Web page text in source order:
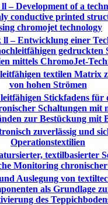
– Development of a
conductive printed
chromojet technology
– Entwicklung einer
mittels ChromoJet-
textilen Matrix
von hohen Strömen
Stickfadens für
Schaltungen mit
zur Bestückung mit
zuverlässig und
Operationstextilien
textilbasierter
Monitoring
Auslegung von
als Grundlage
des